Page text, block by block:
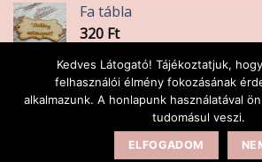
Fa tábla
320 Ft
HB ceruza radíros
90Ft
Kedves Látogató! Tájékoztatjuk,
felhasználói élmény fokozásának
alkalmazunk. A honlapunk használatával
tudomásul veszi.
ELFOGADOM